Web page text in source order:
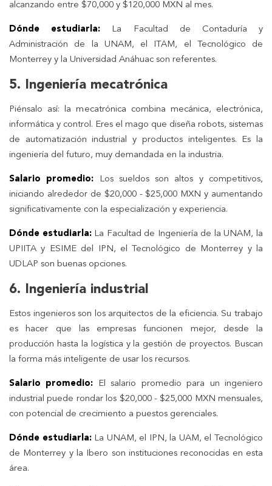
alcanzando entre $70,000 y $120,000 MXN al mes.
Dónde estudiarla: La Facultad de Contaduría y
Administración de la UNAM, el ITAM, el Tecnológico de
Monterrey y la Universidad Anáhuac son referentes.
5. Ingeniería mecatrónica
Piénsalo así: la mecatrónica combina mecánica, electrónica,
informática y control. Eres el mago que diseña robots, sistemas
de automatización industrial y productos inteligentes. Es la
ingeniería del futuro, muy demandada en la industria.
Salario promedio: Los sueldos son altos y competitivos,
iniciando alrededor de $20,000 - $25,000 MXN y aumentando
significativamente con la especialización y experiencia.
Dónde estudiarla:La Facultad de Ingeniería de la UNAM, la
UPIITA y ESIME del IPN, el Tecnológico de Monterrey y la
UDLAP son buenas opciones.
6. Ingeniería industrial
Estos ingenieros son los arquitectos de la eficiencia. Su trabajo
es hacer que las empresas funcionen mejor, desde la
producción hasta la logística y la gestión de proyectos. Buscan
la forma más inteligente de usar los recursos.
Salario promedio: El salario promedio para un ingeniero
industrial puede rondar los $20,000 - $25,000 MXN mensuales,
con potencial de crecimiento a puestos gerenciales.
Dónde estudiarla:La UNAM, el IPN, la UAM, el Tecnológico
de Monterrey y la Ibero son instituciones reconocidas en esta
área.